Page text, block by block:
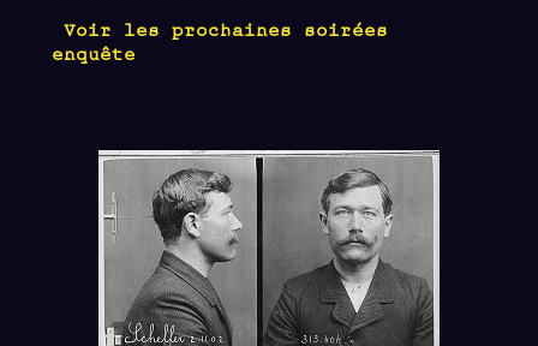
Voir les prochaines soirées
enquête